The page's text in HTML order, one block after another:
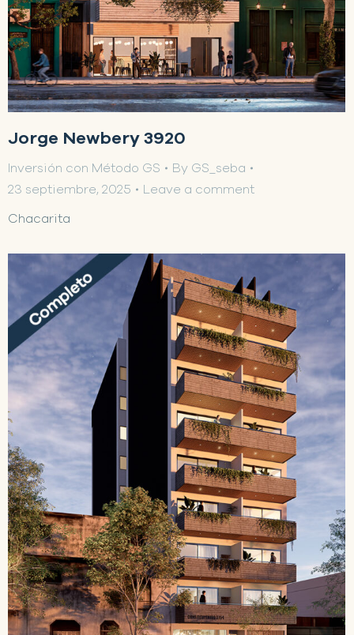
Jorge Newbery 3920
Inversión con Método GS By GS_seba
23 septiembre, 2025
Leave a comment
Chacarita